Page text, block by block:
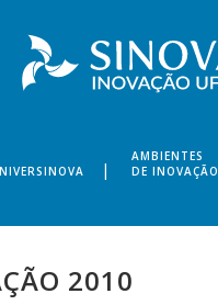
AMBIENTES
DE INOVAÇÃO
2010